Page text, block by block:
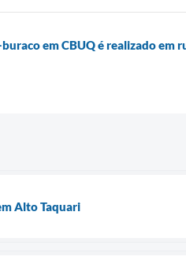
buraco em CBUQ é realizado em
Alto Taquari